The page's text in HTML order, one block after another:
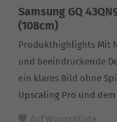
Samsung GQ
(108cm)
Produkthighlights Mit
und beeindruckende
ein klares Bild ohne
Upscaling Pro und dem
Auf Wunschliste